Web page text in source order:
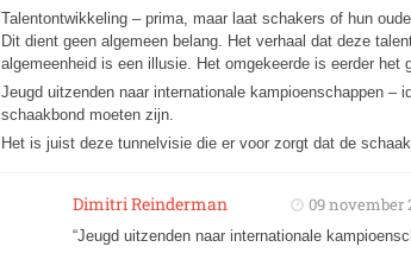
Talentontwikkeling – prima, maar laat schakers of hun
Dit dient geen algemeen belang. Het verhaal dat deze
algemeenheid is een illusie. Het omgekeerde is eerder het
Jeugd uitzenden naar internationale kampioenschappen
schaakbond moeten zijn.
Het is juist deze tunnelvisie die er voor zorgt dat de
Dimitri Reinderman 09 november
“Jeugd uitzenden naar internationale